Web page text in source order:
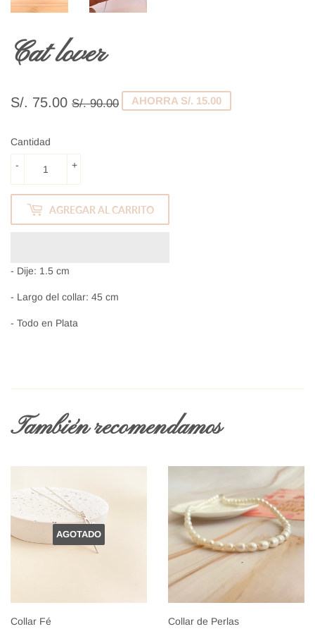
Cat lover
S/. 75.00 S/. 90.00 Precio
S/.
Precio
S/.AHORRA S/. 15.00
Cantidad
+
-
AGREGAR AL CARRITO
- Dije: 1.5 cm
- Largo del collar: 45 cm
- Todo en Plata
También recomendamos
AGOTADO
Collar Fé Collar de Perlas